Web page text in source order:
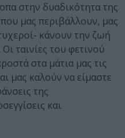
στην δυαδικότητα της
που μας περιβάλλουν, μας
κάνουν την ζωή
ταινίες του φετινού
στα μάτια μας τις
μας καλούν να είμαστε
της
και